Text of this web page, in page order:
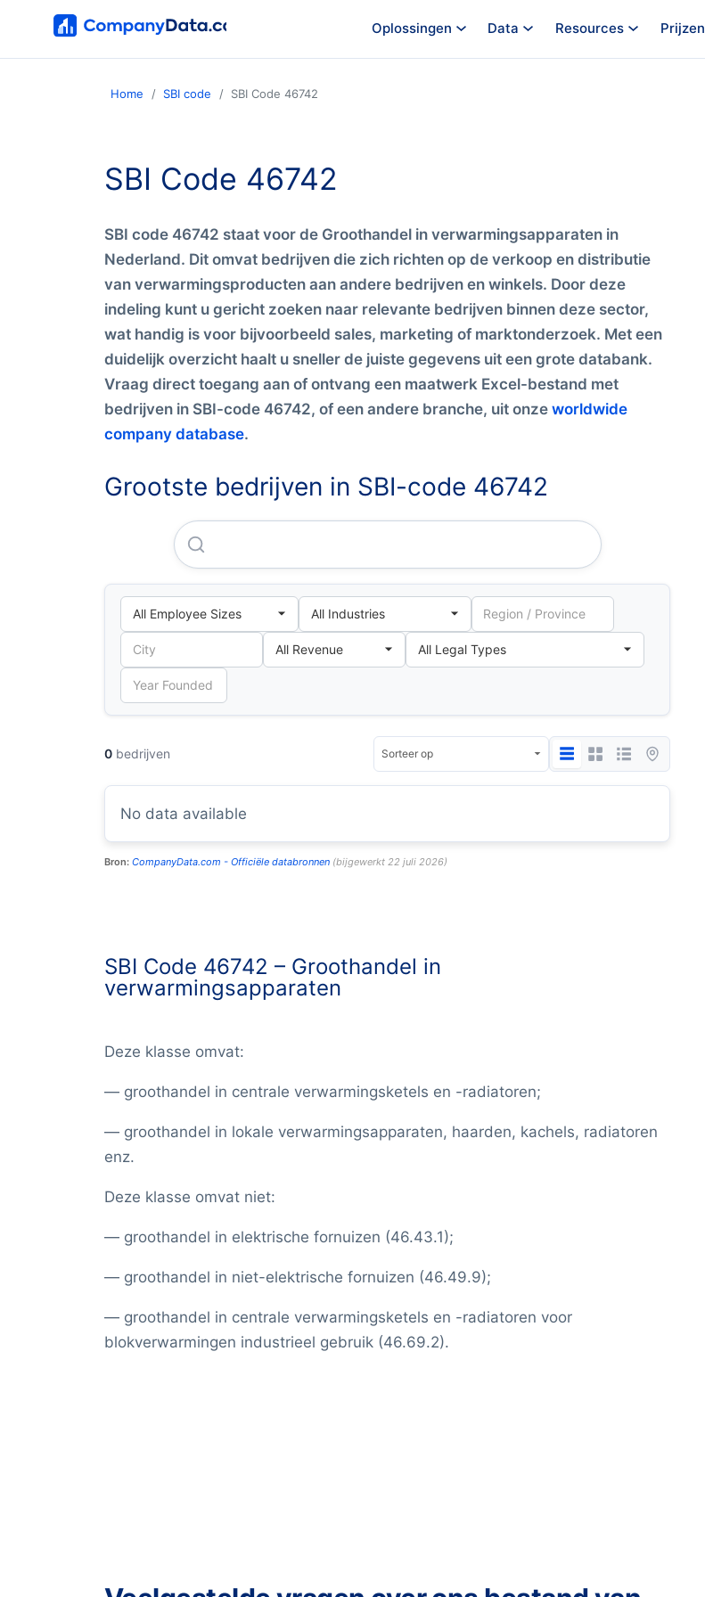
Oplossingen Data Resources Prijzen
Home SBI code SBI Code 46742
SBI Code 46742
SBI code 46742 staat voor de Groothandel in verwarmingsapparaten in
Nederland. Dit omvat bedrijven die zich richten op de verkoop en distributie
van verwarmingsproducten aan andere bedrijven en winkels. Door deze
indeling kunt u gericht zoeken naar relevante bedrijven binnen deze sector,
wat handig is voor bijvoorbeeld sales, marketing of marktonderzoek. Met een
duidelijk overzicht haalt u sneller de juiste gegevens uit een grote databank.
Vraag direct toegang aan of ontvang een maatwerk Excel-bestand met
bedrijven in SBI-code 46742, of een andere branche, uit onze worldwide
company database.
Grootste bedrijven in SBI-code 46742
0 bedrijven
No data available
Bron: CompanyData.com - Officiële databronnen (bijgewerkt 22 juli 2026)
SBI Code 46742 – Groothandel in
verwarmingsapparaten
Deze klasse omvat:
— groothandel in centrale verwarmingsketels en -radiatoren;
— groothandel in lokale verwarmingsapparaten, haarden, kachels, radiatoren
enz.
Deze klasse omvat niet:
— groothandel in elektrische fornuizen (46.43.1);
— groothandel in niet-elektrische fornuizen (46.49.9);
— groothandel in centrale verwarmingsketels en -radiatoren voor
blokverwarmingen industrieel gebruik (46.69.2).